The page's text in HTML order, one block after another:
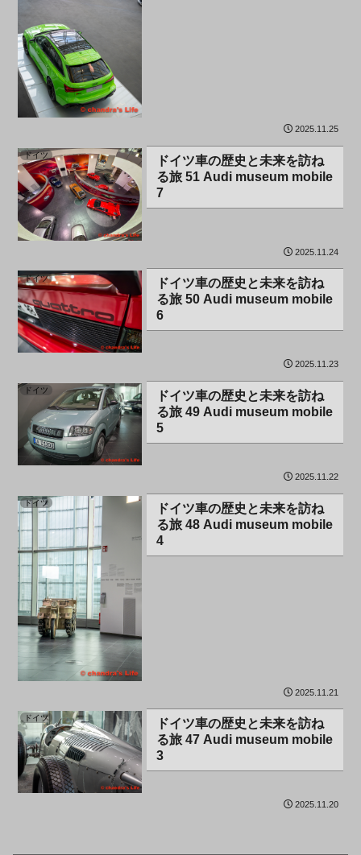
2025.11.25
ドイツ
ドイツ車の歴史と未来を訪ね
る旅 51 Audi museum mobile
7
2025.11.24
ドイツ
ドイツ車の歴史と未来を訪ね
る旅 50 Audi museum mobile
6
2025.11.23
ドイツ
ドイツ車の歴史と未来を訪ね
る旅 49 Audi museum mobile
5
2025.11.22
ドイツ
ドイツ車の歴史と未来を訪ね
る旅 48 Audi museum mobile
4
2025.11.21
ドイツ
ドイツ車の歴史と未来を訪ね
る旅 47 Audi museum mobile
3
2025.11.20